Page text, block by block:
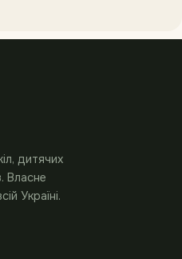
дитячих
Власне
Україні.